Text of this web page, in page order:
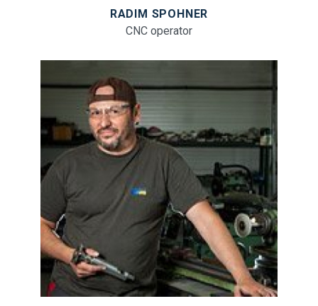
RADIM SPOHNER
CNC operator